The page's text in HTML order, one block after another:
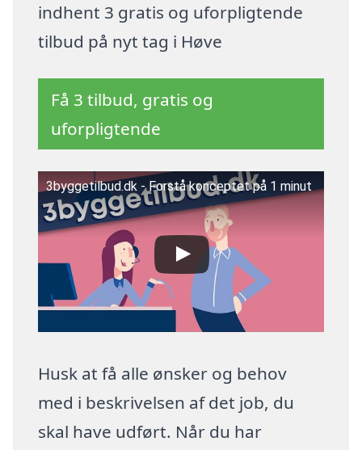
indhent 3 gratis og uforpligtende
tilbud på nyt tag i Høve
Få 3 tilbud, gratis og
uforpligtende
3byggetilbud.dk - Forstå konceptet på 1 minut
Husk at få alle ønsker og behov
med i beskrivelsen af det job, du
skal have udført. Når du har